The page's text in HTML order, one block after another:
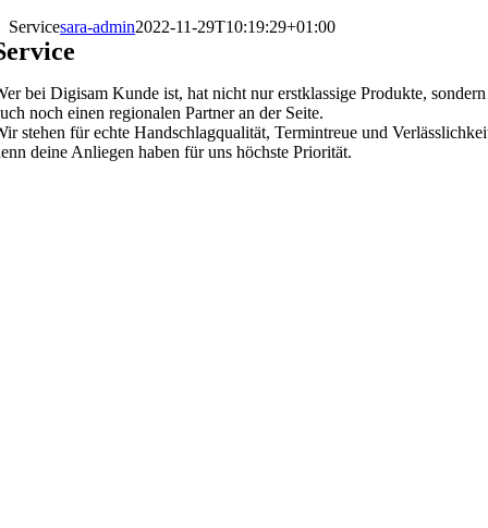
Servicesara-admin2022-11-29T10:19:29+01:00
bei Digisam Kunde ist, hat nicht nur erstklassige Produkte, sondern
noch einen regionalen Partner an der Seite.
stehen für echte Handschlagqualität, Termintreue und
deine Anliegen haben für uns höchste Priorität.